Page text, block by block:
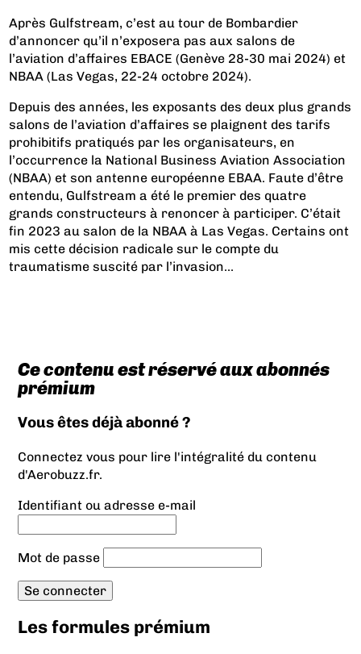
Après Gulfstream, c’est au tour de Bombardier
d’annoncer qu’il n’exposera pas aux salons de
l’aviation d’affaires EBACE (Genève 28-30 mai 2024) et
NBAA (Las Vegas, 22-24 octobre 2024).
Depuis des années, les exposants des deux plus grands
salons de l’aviation d’affaires se plaignent des tarifs
prohibitifs pratiqués par les organisateurs, en
l’occurrence la National Business Aviation Association
(NBAA) et son antenne européenne EBAA. Faute d’être
entendu, Gulfstream a été le premier des quatre
grands constructeurs à renoncer à participer. C’était
fin 2023 au salon de la NBAA à Las Vegas. Certains ont
mis cette décision radicale sur le compte du
traumatisme suscité par l’invasion...
Ce contenu est réservé aux abonnés
prémium
Vous êtes déjà abonné ?
Connectez vous pour lire l'intégralité du contenu
d'Aerobuzz.fr.
Identifiant ou adresse e-mail
Mot de passe
Les formules prémium